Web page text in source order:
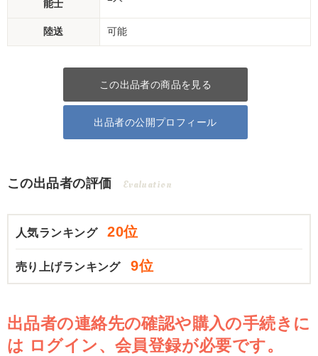
能士
陸送 可能
この出品者の商品を見る
出品者の公開プロフィール
この出品者の評価 Evaluation
人気ランキング 20位
売り上げランキング 9位
出品者の連絡先の確認や購入の手続きに
は ログイン、会員登録が必要です。